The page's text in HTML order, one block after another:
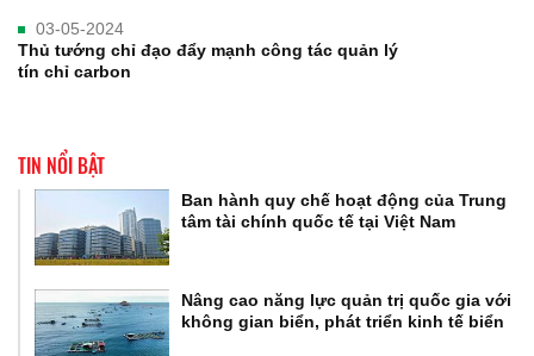
03-05-2024
Thủ tướng chỉ đạo đẩy mạnh công tác quản lý
tín chỉ carbon
TIN NỔI BẬT
Ban hành quy chế hoạt động của Trung
tâm tài chính quốc tế tại Việt Nam
Nâng cao năng lực quản trị quốc gia với
không gian biển, phát triển kinh tế biển